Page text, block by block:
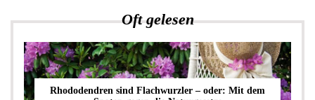
Oft gelesen
Rhododendren sind Flachwurzler – oder: Mit dem